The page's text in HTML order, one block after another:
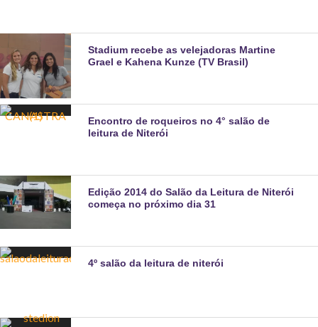
Stadium recebe as velejadoras Martine
Grael e Kahena Kunze (TV Brasil)
Encontro de roqueiros no 4° salão de
leitura de Niterói
Edição 2014 do Salão da Leitura de Niterói
começa no próximo dia 31
4º salão da leitura de niterói